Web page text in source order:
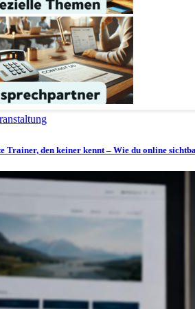
Trainer, den keiner kennt – Wie du online